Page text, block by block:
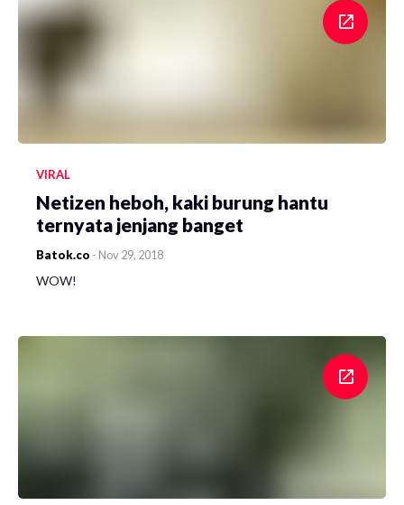
VIRAL
Netizen heboh, kaki burung hantu
ternyata jenjang banget
Batok.co - Nov 29, 2018
WOW!